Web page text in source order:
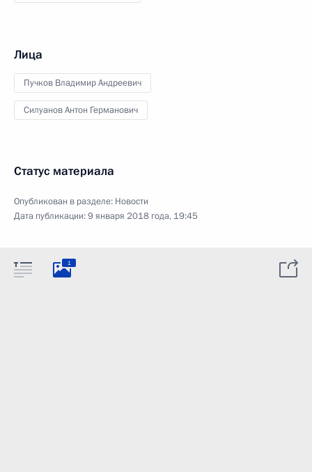
Лица
Пучков Владимир Андреевич
Силуанов Антон Германович
Статус материала
Опубликован в разделе: Новости
Дата публикации:9 января 2018 года, 19:45
1